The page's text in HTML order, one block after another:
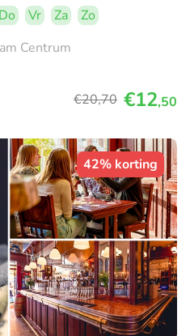
Do Vr Za
Zo
Centrum
€20,70 €12,50
42% korting